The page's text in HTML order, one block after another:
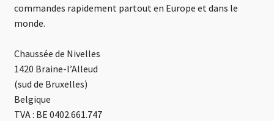
commandes rapidement partout en Europe et dans le
monde.
Chaussée de Nivelles
1420 Braine-l’Alleud
(sud de Bruxelles)
Belgique
TVA : BE 0402.661.747